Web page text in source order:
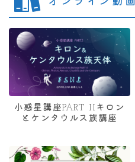
小惑星講座PART IIキロン
とケンタウルス族講座